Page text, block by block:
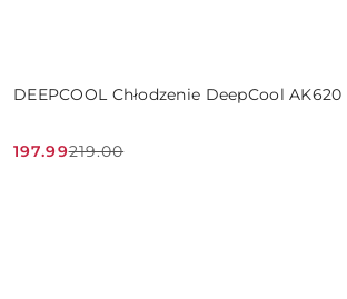
DEEPCOOL Chłodzenie DeepCool AK620
Cena
197.99
Cena
219.00